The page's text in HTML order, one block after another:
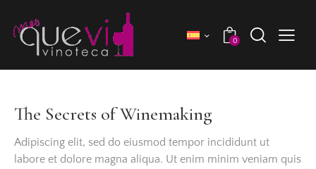
0
The Secrets of Winemaking
Adipiscing elit, sed do eiusmod tempor incididunt ut
labore et dolore magna aliqua. Ut enim minim veniam quis